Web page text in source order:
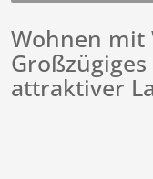
Wohnen
attraktiver